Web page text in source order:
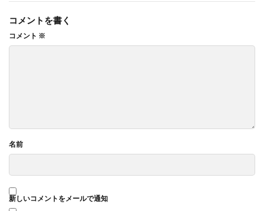
コメントを書く
コメント ※
名前
新しいコメントをメールで通知